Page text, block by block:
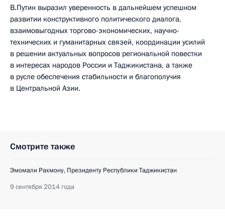
В.Путин выразил уверенность в дальнейшем успешном
развитии конструктивного политического диалога,
взаимовыгодных торгово-экономических, научно-
технических и гуманитарных связей, координации усилий
в решении актуальных вопросов региональной повестки
в интересах народов России и Таджикистана, а также
в русле обеспечения стабильности и благополучия
в Центральной Азии.
Смотрите также
Эмомали Рахмону, Президенту Республики Таджикистан
9 сентября 2014 года